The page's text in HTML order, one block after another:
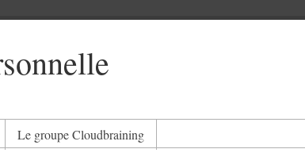
Le groupe Cloudbraining